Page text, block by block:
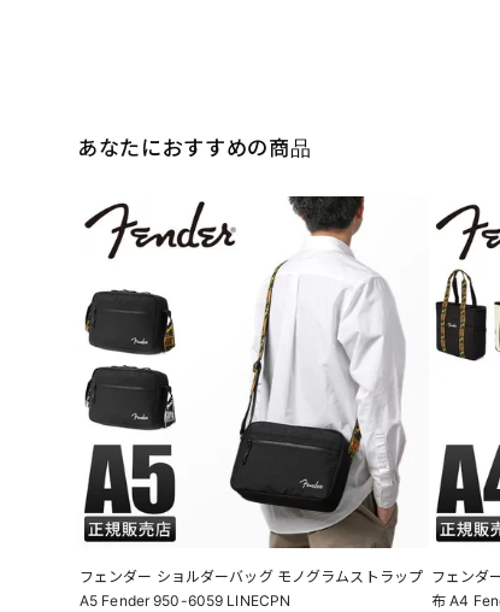
あなたにおすすめの商品
フェンダー ショルダーバッグ モノグラムストラップ
A5 Fender 950-6059 LINECPN
フェンダ
布 A4